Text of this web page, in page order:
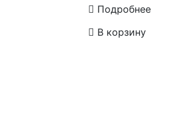
Подробнее
В корзину